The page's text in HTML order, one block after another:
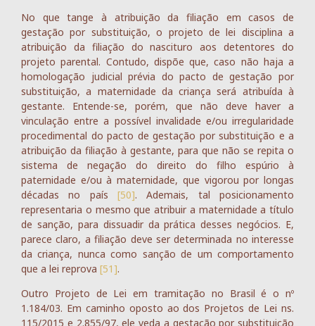
No que tange à atribuição da filiação em casos de
gestação por substituição, o projeto de lei disciplina a
atribuição da filiação do nascituro aos detentores do
projeto parental. Contudo, dispõe que, caso não haja a
homologação judicial prévia do pacto de gestação por
substituição, a maternidade da criança será atribuída à
gestante. Entende-se, porém, que não deve haver a
vinculação entre a possível invalidade e/ou irregularidade
procedimental do pacto de gestação por substituição e a
atribuição da filiação à gestante, para que não se repita o
sistema de negação do direito do filho espúrio à
paternidade e/ou à maternidade, que vigorou por longas
décadas no país [50]. Ademais, tal posicionamento
representaria o mesmo que atribuir a maternidade a título
de sanção, para dissuadir da prática desses negócios. E,
parece claro, a filiação deve ser determinada no interesse
da criança, nunca como sanção de um comportamento
que a lei reprova [51].
Outro Projeto de Lei em tramitação no Brasil é o nº
1.184/03. Em caminho oposto ao dos Projetos de Lei ns.
115/2015 e 2.855/97, ele veda a gestação por substituição